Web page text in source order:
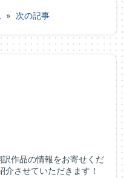
» 次の記事
訳作品の情報をお寄せくだ
介させていただきます！